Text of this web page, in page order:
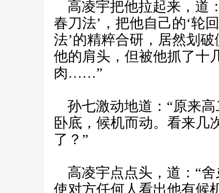
高凌宇把他拉起来，道
春刀法’，把他自己的‘轮
法’的精粹合研，居然划
他的肩头，但被他抓了十
肉……”
孙七激动地道：“原来
卧底，候机而动。看来几
了？”
高凌宇点点头，道：“
使对方任何人看出他有候